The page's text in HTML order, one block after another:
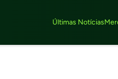
Últimas Notícias